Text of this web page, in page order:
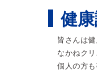
健
皆さんは
なかねク
個人の方